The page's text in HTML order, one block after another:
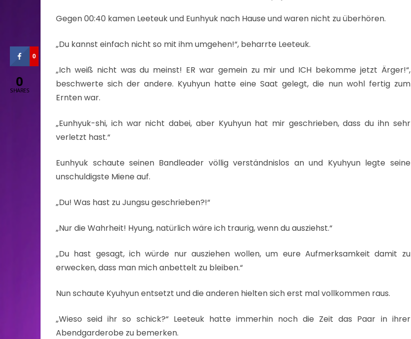
Gegen 00:40 kamen Leeteuk und Eunhyuk nach Hause und waren nicht zu überhören.
„Du kannst einfach nicht so mit ihm umgehen!“, beharrte Leeteuk.
„Ich weiß nicht was du meinst! ER war gemein zu mir und ICH bekomme jetzt Ärger!“,
beschwerte sich der andere. Kyuhyun hatte eine Saat gelegt, die nun wohl fertig zum
Ernten war.
„Eunhyuk-shi, ich war nicht dabei, aber Kyuhyun hat mir geschrieben, dass du ihn sehr
verletzt hast.“
Eunhyuk schaute seinen Bandleader völlig verständnislos an und Kyuhyun legte seine
unschuldigste Miene auf.
„Du! Was hast zu Jungsu geschrieben?!“
„Nur die Wahrheit! Hyung, natürlich wäre ich traurig, wenn du ausziehst.“
„Du hast gesagt, ich würde nur ausziehen wollen, um eure Aufmerksamkeit damit zu
erwecken, dass man mich anbettelt zu bleiben.“
Nun schaute Kyuhyun entsetzt und die anderen hielten sich erst mal vollkommen raus.
„Wieso seid ihr so schick?“ Leeteuk hatte immerhin noch die Zeit das Paar in ihrer
Abendgarderobe zu bemerken.
0
0
SHARES